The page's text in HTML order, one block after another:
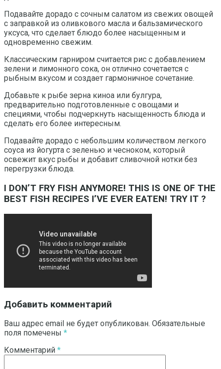
Подавайте дорадо с сочным салатом из свежих овощей
с заправкой из оливкового масла и бальзамического
уксуса, что сделает блюдо более насыщенным и
одновременно свежим.
Классическим гарниром считается рис с добавлением
зелени и лимонного сока, он отлично сочетается с
рыбным вкусом и создает гармоничное сочетание.
Добавьте к рыбе зерна киноа или булгура,
предварительно подготовленные с овощами и
специями, чтобы подчеркнуть насыщенность блюда и
сделать его более интересным.
Подавайте дорадо с небольшим количеством легкого
соуса из йогурта с зеленью и чесноком, который
освежит вкус рыбы и добавит сливочной нотки без
перегрузки блюда.
I DON’T FRY FISH ANYMORE! THIS IS ONE OF THE
BEST FISH RECIPES I’VE EVER EATEN! TRY IT ?
Добавить комментарий
Ваш адрес email не будет опубликован. Обязательные
поля помечены *
Комментарий *